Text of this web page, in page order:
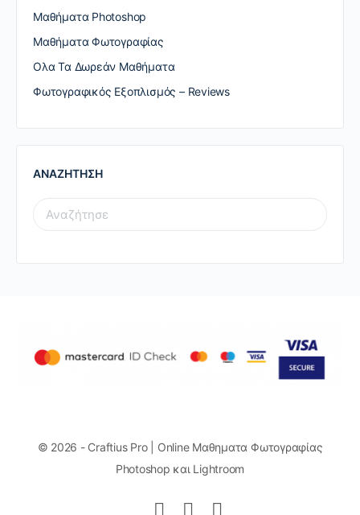
Μαθήματα Photoshop
Μαθήματα Φωτογραφίας
Ολα Τα Δωρεάν Μαθήματα
Φωτογραφικός Εξοπλισμός – Reviews
ΑΝΑΖΗΤΗΣΗ
SEARCH
FOR:
© 2026 - Craftius Pro | Online Μαθηματα Φωτογραφίας
Photoshop και Lightroom